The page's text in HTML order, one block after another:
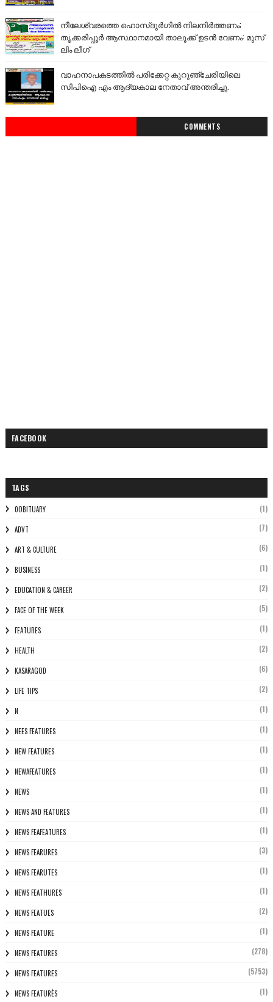
നീലേശ്വരത്തെ ഹൊസ്ദുർഗിൽ നിലനിർത്തണം;
തൃക്കരിപ്പൂർ ആസ്ഥാനമായി താലൂക്ക് ഉടൻ വേണം: മുസ്
ലിം ലീഗ്
വാഹനാപകടത്തിൽ പരിക്കേറ്റ കുറുഞ്ചേരിയിലെ
സിപിഐ എം ആദ്യകാല നേതാവ് അന്തരിച്ചു.
COMMENTS
FACEBOOK
TAGS
0OBITUARY (1)
ADVT (7)
ART & CULTURE (6)
BUSINESS (1)
EDUCATION & CAREER (2)
FACE OF THE WEEK (5)
FEATURES (1)
HEALTH (2)
KASARAGOD (6)
LIFE TIPS (2)
N (1)
NEES FEATURES (1)
NEW FEATURES (1)
NEWAFEATURES (1)
NEWS (1)
NEWS AND FEATURES (1)
NEWS FEAFEATURES (1)
NEWS FEARURES (3)
NEWS FEARUTES (1)
NEWS FEATHURES (1)
NEWS FEATUES (2)
NEWS FEATURE (1)
NEWS FEATURES (278)
NEWS FEATURES (5753)
NEWS FEATURÈS (1)